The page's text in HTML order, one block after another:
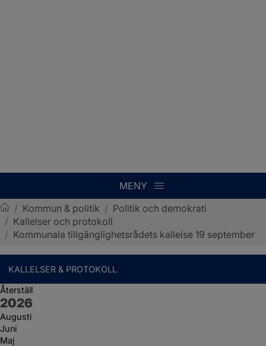
MENY
Sotenäs kommun
/ Kommun & politik / Politik och demokrati
/ Kallelser och protokoll
/ Kommunala tillgänglighetsrådets kallelse 19 september
KALLELSER & PROTOKOLL
Återställ
År:
2026
Augusti
Juni
Maj